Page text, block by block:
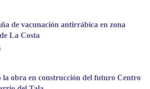
de vacunación antirrábica en zona
La Costa
la obra en construcción del futuro Centro